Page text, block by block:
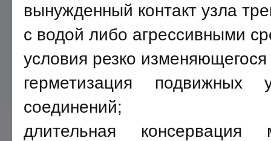
вынужденный контакт узла
с водой либо агрессивными
условия резко
герметизация подвижных
соединений;
длительная